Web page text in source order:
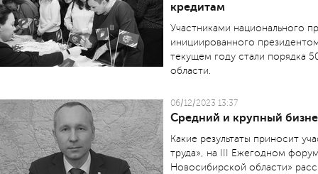
кредитам
Участниками национального
инициированного
текущем году стали порядка
области.
06/12/2023 13:37
Средний и крупный
Какие результаты приносит
труда», на III Ежегодном
Новосибирской области»